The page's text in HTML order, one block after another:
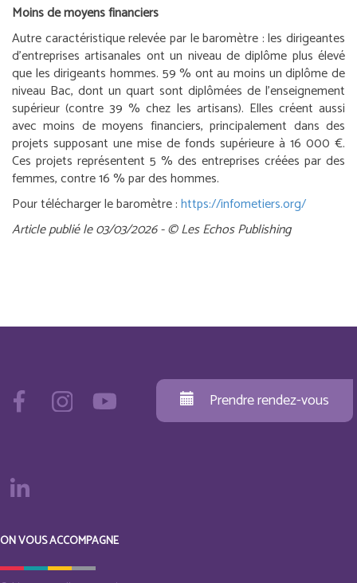
Moins de moyens financiers
Autre caractéristique relevée par le baromètre : les dirigeantes
d’entreprises artisanales ont un niveau de diplôme plus élevé
que les dirigeants hommes. 59 % ont au moins un diplôme de
niveau Bac, dont un quart sont diplômées de l’enseignement
supérieur (contre 39 % chez les artisans). Elles créent aussi
avec moins de moyens financiers, principalement dans des
projets supposant une mise de fonds supérieure à 16 000 €.
Ces projets représentent 5 % des entreprises créées par des
femmes, contre 16 % par des hommes.
Pour télécharger le baromètre :https://infometiers.org/
Article publié le 03/03/2026 - © Les Echos Publishing
Prendre rendez-vous
ON VOUS ACCOMPAGNE